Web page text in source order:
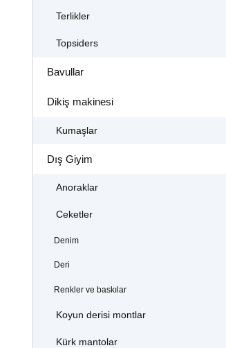
Terlikler
Topsiders
Bavullar
Dikiş makinesi
Kumaşlar
Dış Giyim
Anoraklar
Ceketler
Denim
Deri
Renkler ve baskılar
Koyun derisi montlar
Kürk mantolar